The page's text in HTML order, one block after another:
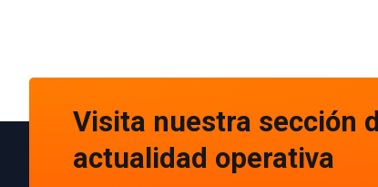
Visita nuestra sección
actualidad operativa